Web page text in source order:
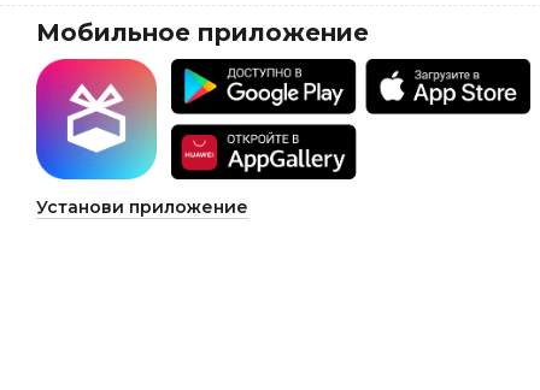
Мобильное приложение
Установи приложение